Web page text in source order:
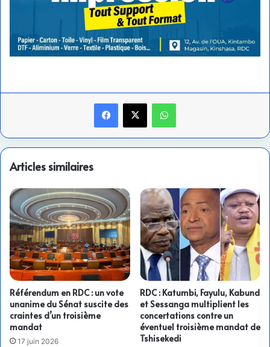
Facebook
X WhatsApp
Articles similaires
Référendum en RDC : un vote
unanime du Sénat suscite des
craintes d’un troisième
mandat
17 juin 2026
RDC : Katumbi, Fayulu, Kabund
et Sessanga multiplient les
concertations contre un
éventuel troisième mandat de
Tshisekedi